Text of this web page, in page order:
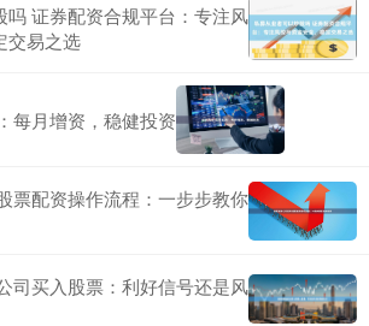
吗 证券配资合规平台：专注风
交易之选
每月增资，稳健投资
票配资操作流程：一步步教你
司买入股票：利好信号还是风